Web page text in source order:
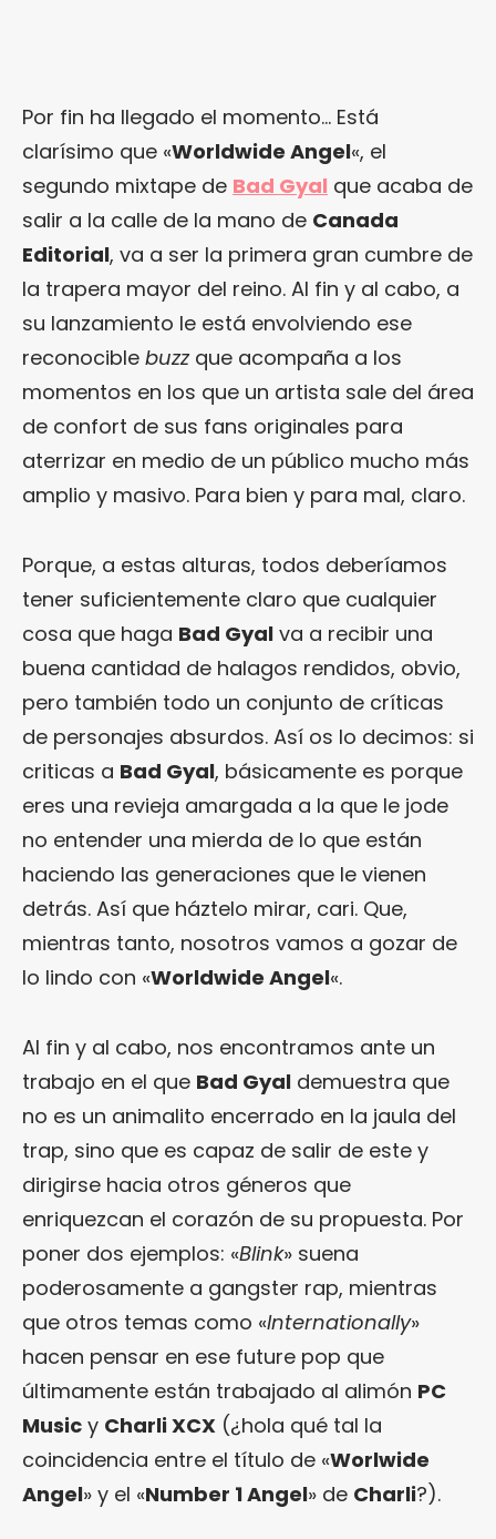
Por fin ha llegado el momento… Está
clarísimo que «Worldwide Angel«, el
segundo mixtape de Bad Gyal que acaba de
salir a la calle de la mano de Canada
Editorial, va a ser la primera gran cumbre de
la trapera mayor del reino. Al fin y al cabo, a
su lanzamiento le está envolviendo ese
reconocible buzzque acompaña a los
momentos en los que un artista sale del área
de confort de sus fans originales para
aterrizar en medio de un público mucho más
amplio y masivo. Para bien y para mal, claro.
Porque, a estas alturas, todos deberíamos
tener suficientemente claro que cualquier
cosa que haga Bad Gyal va a recibir una
buena cantidad de halagos rendidos, obvio,
pero también todo un conjunto de críticas
de personajes absurdos. Así os lo decimos: si
criticas a Bad Gyal, básicamente es porque
eres una revieja amargada a la que le jode
no entender una mierda de lo que están
haciendo las generaciones que le vienen
detrás. Así que háztelo mirar, cari. Que,
mientras tanto, nosotros vamos a gozar de
lo lindo con «Worldwide Angel«.
Al fin y al cabo, nos encontramos ante un
trabajo en el que Bad Gyal demuestra que
no es un animalito encerrado en la jaula del
trap, sino que es capaz de salir de este y
dirigirse hacia otros géneros que
enriquezcan el corazón de su propuesta. Por
poner dos ejemplos: «Blink» suena
poderosamente a gangster rap, mientras
que otros temas como «Internationally»
hacen pensar en ese future pop que
últimamente están trabajado al alimón PC
Music y Charli XCX (¿hola qué tal la
coincidencia entre el título de «Worlwide
Angel» y el «Number 1 Angel» de Charli?).